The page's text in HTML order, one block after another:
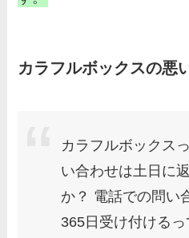
カラフルボックスの悪
カラフルボックス
い合わせは土日に
か？ 電話での問い
365日受け付ける